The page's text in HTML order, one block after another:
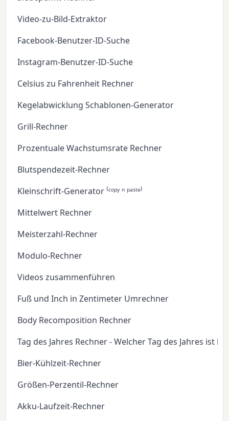
Video-zu-Bild-Extraktor
Facebook-Benutzer-ID-Suche
Instagram-Benutzer-ID-Suche
Celsius zu Fahrenheit Rechner
Kegelabwicklung Schablonen-Generator
Grill-Rechner
Prozentuale Wachstumsrate Rechner
Blutspendezeit-Rechner
Kleinschrift-Generator ⁽ᶜᵒᵖʸ ⁿ ᵖᵃˢᵗᵉ⁾
Mittelwert Rechner
Meisterzahl-Rechner
Modulo-Rechner
Videos zusammenführen
Fuß und Inch in Zentimeter Umrechner
Body Recomposition Rechner
Tag des Jahres Rechner - Welcher Tag des Jahres ist
Bier-Kühlzeit-Rechner
Größen-Perzentil-Rechner
Akku-Laufzeit-Rechner